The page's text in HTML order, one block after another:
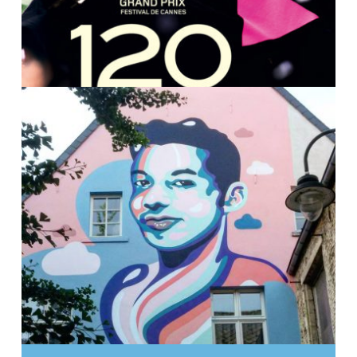
“120 SLAGEN PER MINUTEN.” WE
ZAGEN HET VOOR U!
Brussel: Het RainbowHouse team was deze
donderdag 10 augustus aanwezig op de
persvertoning van de film “120 slagen per...
Onderwijs en jongeren